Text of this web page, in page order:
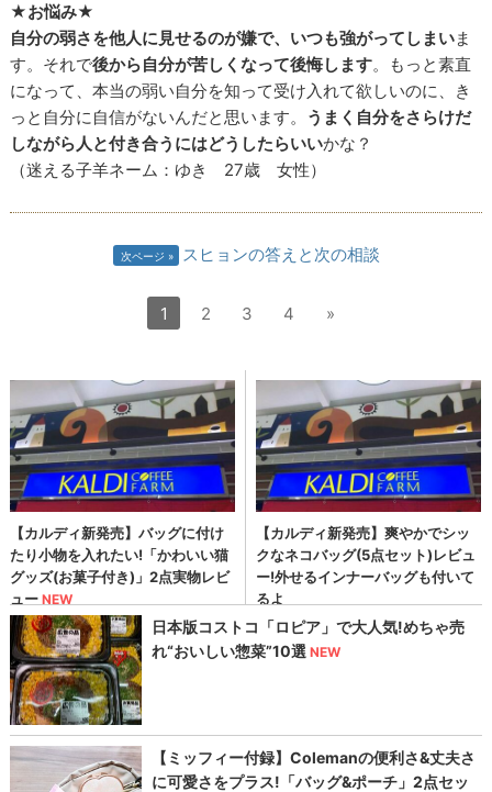
★お悩み★
自分の弱さを他人に見せるのが嫌で、いつも強がってしまいま
す。それで後から自分が苦しくなって後悔します。もっと素直
になって、本当の弱い自分を知って受け入れて欲しいのに、き
っと自分に自信がないんだと思います。
うまく自分をさらけだ
しながら人と付き合うにはどうしたらいいかな？
（迷える子羊ネーム：ゆき 27歳 女性）
次ページ スヒョンの答えと次の相談
1 2 3 4 »